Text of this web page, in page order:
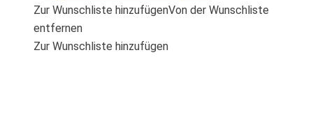
Zur Wunschliste hinzufügenVon der Wunschliste
entfernen
Zur Wunschliste hinzufügen